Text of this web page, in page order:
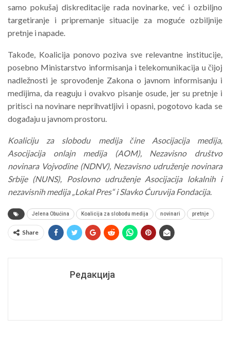
samo pokušaj diskreditacije rada novinarke, već i ozbiljno
targetiranje i pripremanje situacije za moguće ozbiljnije
pretnje i napade.
Takođe, Koalicija ponovo poziva sve relevantne institucije,
posebno Ministarstvo informisanja i telekomunikacija u čijoj
nadležnosti je sprovođenje Zakona o javnom informisanju i
medijima, da reaguju i ovakvo pisanje osude, jer su pretnje i
pritisci na novinare neprihvatljivi i opasni, pogotovo kada se
događaju u javnom prostoru.
Koaliciju za slobodu medija čine Asocijacija medija,
Asocijacija onlajn medija (AOM), Nezavisno društvo
novinara Vojvodine (NDNV), Nezavisno udruženje novinara
Srbije (NUNS), Poslovno udruženje Asocijacija lokalnih i
nezavisnih medija „Lokal Pres“ i Slavko Ćuruvija Fondacija.
Jelena Obućina Koalicija za slobodu medija novinari pretnje
Share
Редакција